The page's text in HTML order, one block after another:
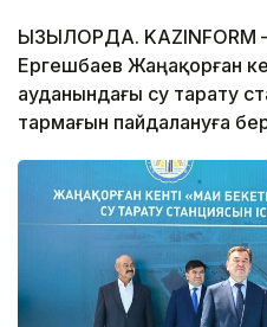
ҚЫЗЫЛОРДА. KAZINFORM
Ергешбаев Жаңақорған
ауданындағы су тарату
тармағын пайдалануға